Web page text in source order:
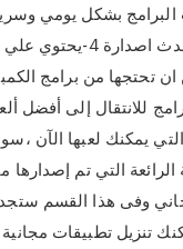
البرامج بشكل يومي
البرامج في احدث
تحتجها من برامج
للانتقال إلى أفضل
التي يمكنك لعبها الآن
الرائعة التي تم إصدارها
وفى هذا القسم
تنزيل تطبيقات